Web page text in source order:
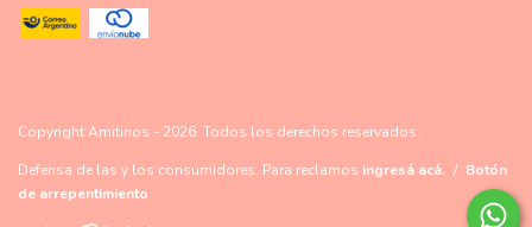
Copyright Amitinos - 2026. Todos los derechos reservados.
Defensa de las y los consumidores. Para reclamos ingresá acá. / Botón
de arrepentimiento